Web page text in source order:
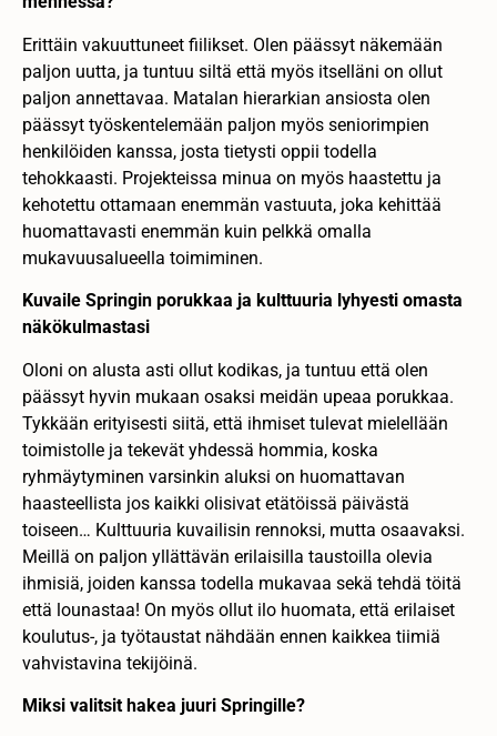
Erittäin vakuuttuneet fiilikset. Olen päässyt näkemään
paljon uutta, ja tuntuu siltä että myös itselläni on ollut
paljon annettavaa. Matalan hierarkian ansiosta olen
päässyt työskentelemään paljon myös seniorimpien
henkilöiden kanssa, josta tietysti oppii todella
tehokkaasti. Projekteissa minua on myös haastettu ja
kehotettu ottamaan enemmän vastuuta, joka kehittää
huomattavasti enemmän kuin pelkkä omalla
mukavuusalueella toimiminen.
Kuvaile Springin porukkaa ja kulttuuria lyhyesti omasta
näkökulmastasi
Oloni on alusta asti ollut kodikas, ja tuntuu että olen
päässyt hyvin mukaan osaksi meidän upeaa porukkaa.
Tykkään erityisesti siitä, että ihmiset tulevat mielellään
toimistolle ja tekevät yhdessä hommia, koska
ryhmäytyminen varsinkin aluksi on huomattavan
haasteellista jos kaikki olisivat etätöissä päivästä
toiseen… Kulttuuria kuvailisin rennoksi, mutta osaavaksi.
Meillä on paljon yllättävän erilaisilla taustoilla olevia
ihmisiä, joiden kanssa todella mukavaa sekä tehdä töitä
että lounastaa! On myös ollut ilo huomata, että erilaiset
koulutus-, ja työtaustat nähdään ennen kaikkea tiimiä
vahvistavina tekijöinä.
Miksi valitsit hakea juuri Springille?